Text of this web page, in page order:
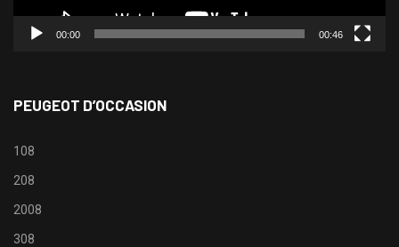
00:00 00:46
PEUGEOT D’OCCASION
108
208
2008
308